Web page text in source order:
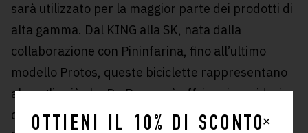
sarà utilizzato per la maggior parte dei prodotti di
alta gamma. Dal KING alla SK, nata dalla
collaborazione con Pininfarina, fino all’ultimo
modello Protos, queste biciclette rappresentano
al meglio ciò che De Rosa può offrire ai corridori
delle squadre che decidono di unirsi al Cuore✕
OTTIENI IL 10% DI SCONTO